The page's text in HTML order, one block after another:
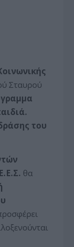
Σταυρού
του
θα